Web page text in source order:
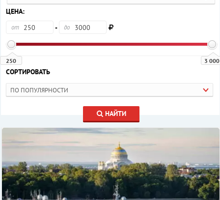
ЦЕНА:
-
от до
250 3 000
СОРТИРОВАТЬ
ПО ПОПУЛЯРНОСТИ
НАЙТИ